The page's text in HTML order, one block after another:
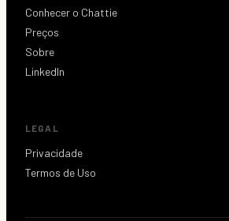
Conhecer o Chattie
Preços
Sobre
LinkedIn
LEGAL
Privacidade
Termos de Uso